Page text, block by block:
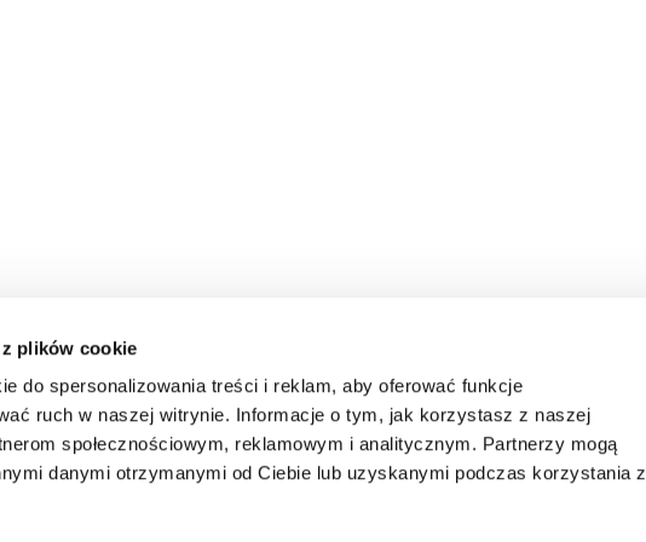
plików cookie
do spersonalizowania treści i reklam, aby oferować funkcje
ruch w naszej witrynie. Informacje o tym, jak korzystasz z naszej
społecznościowym, reklamowym i analitycznym. Partnerzy mogą
danymi otrzymanymi od Ciebie lub uzyskanymi podczas korzystania z